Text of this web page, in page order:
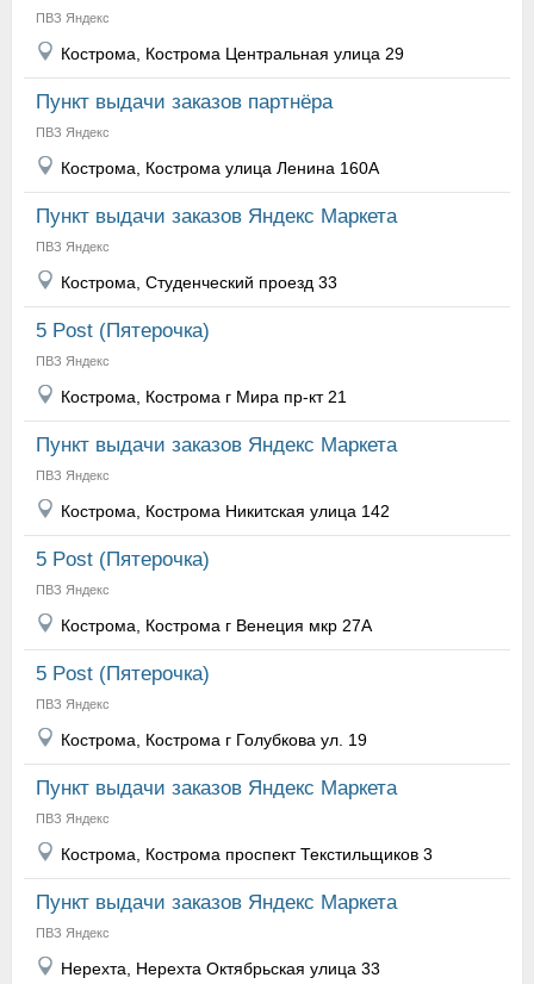
ПВЗ Яндекс
Кострома, Кострома Центральная улица 29
Пункт выдачи заказов партнёра
ПВЗ Яндекс
Кострома, Кострома улица Ленина 160А
Пункт выдачи заказов Яндекс Маркета
ПВЗ Яндекс
Кострома, Студенческий проезд 33
5 Post (Пятерочка)
ПВЗ Яндекс
Кострома, Кострома г Мира пр-кт 21
Пункт выдачи заказов Яндекс Маркета
ПВЗ Яндекс
Кострома, Кострома Никитская улица 142
5 Post (Пятерочка)
ПВЗ Яндекс
Кострома, Кострома г Венеция мкр 27А
5 Post (Пятерочка)
ПВЗ Яндекс
Кострома, Кострома г Голубкова ул. 19
Пункт выдачи заказов Яндекс Маркета
ПВЗ Яндекс
Кострома, Кострома проспект Текстильщиков 3
Пункт выдачи заказов Яндекс Маркета
ПВЗ Яндекс
Нерехта, Нерехта Октябрьская улица 33